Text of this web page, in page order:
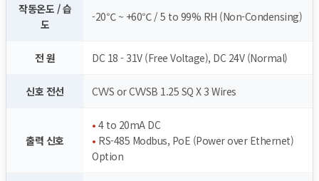
작동온도 / 습
도
-20℃ ~ +60℃ / 5 to 99% RH (Non-Condensing)
전 원 DC 18 - 31V (Free Voltage), DC 24V (Normal)
신호 전선 CVVS or CVVSB 1.25 SQ X 3 Wires
출력 신호
• 4 to 20mA DC
• RS-485 Modbus, PoE (Power over Ethernet)
Option